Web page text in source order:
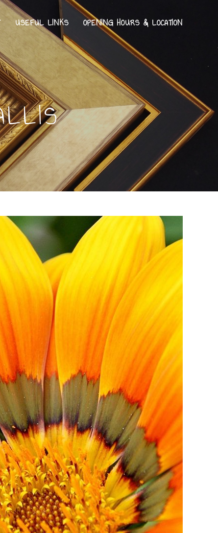
USEFUL LINKS OPENING HOURS & LOCATION